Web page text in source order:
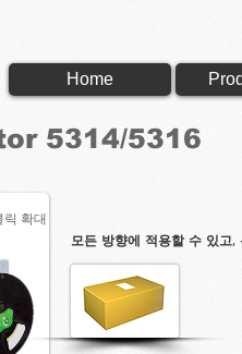
Home
5314/5316
대
릭 확대
모든 방향에 적용할 수 있고,